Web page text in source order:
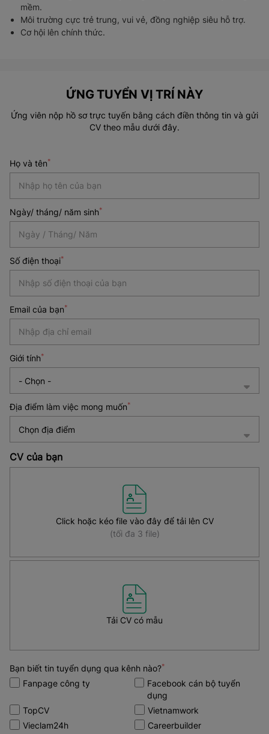
mềm.
Môi trường cực trẻ trung, vui vẻ, đồng nghiệp siêu hỗ trợ.
Cơ hội lên chính thức.
ỨNG TUYỂN VỊ TRÍ NÀY
Ứng viên nộp hồ sơ trực tuyến bằng cách điền thông tin và gửi
CV theo mẫu dưới đây.
Họ và tên*
Ngày/ tháng/ năm sinh*
*
Số điện thoại*
Email của bạn*
Giới tính*
Địa điểm làm việc mong muốn*
Chọn địa điểm
CV của bạn
Click hoặc kéo file vào đây để tải lên CV
(tối đa 3 file)
Tải CV có mẫu
Bạn biết tin tuyển dụng qua kênh nào?*
Fanpage công ty
Facebook cán bộ tuyển
dụng
TopCV
Vietnamwork
Vieclam24h
Careerbuilder